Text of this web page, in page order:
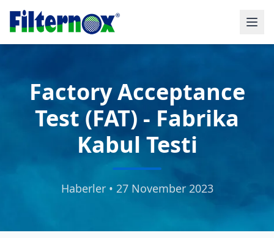
Factory Acceptance
Test (FAT) - Fabrika
Kabul Testi
Haberler • 27 November 2023